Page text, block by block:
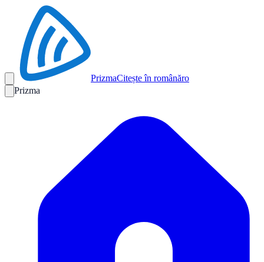
PrizmaCitește în românăro
Prizma